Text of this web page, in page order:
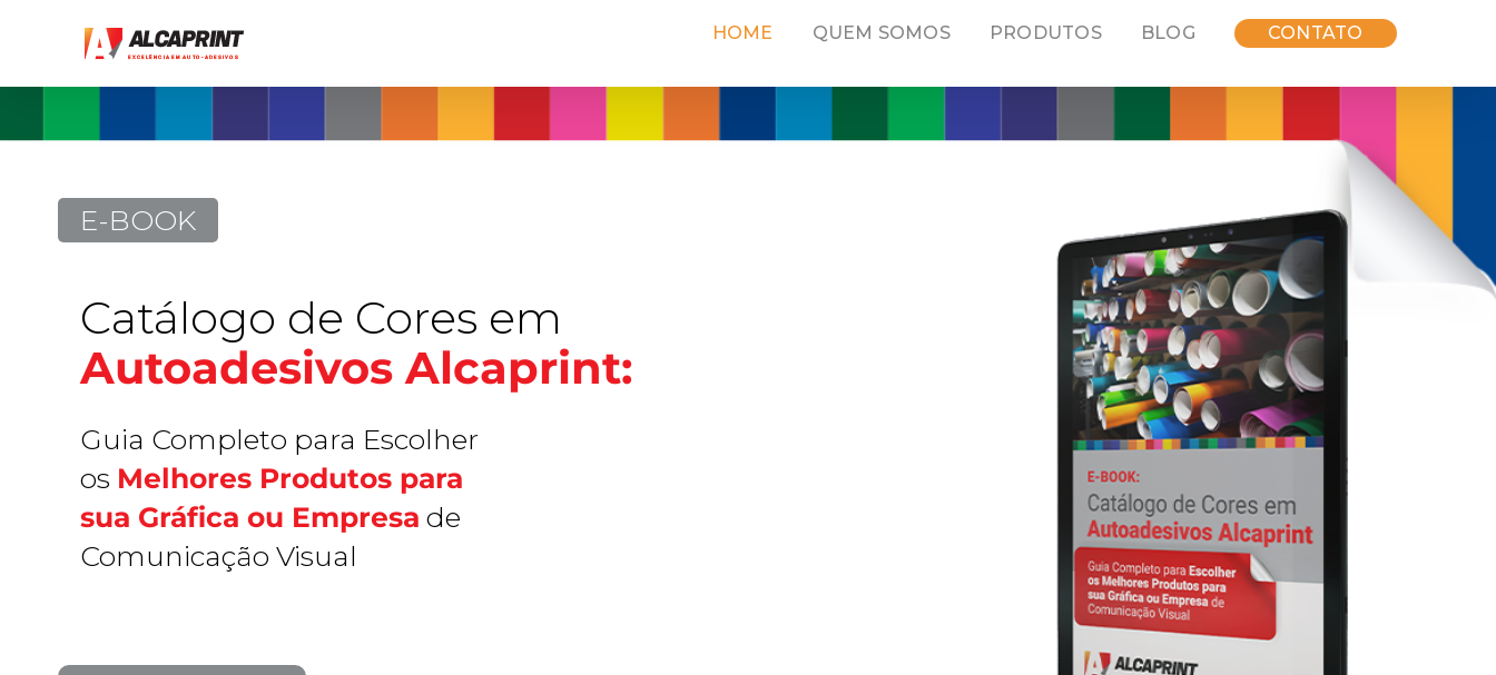
HOME QUEM SOMOS PRODUTOS BLOG CONTATO
Catálogo de Cores em
Autoadesivos Alcaprint:
Guia Completo para Escolher
os Melhores Produtos para
sua Gráfica ou Empresa de
Comunicação Visual
E-BOOK